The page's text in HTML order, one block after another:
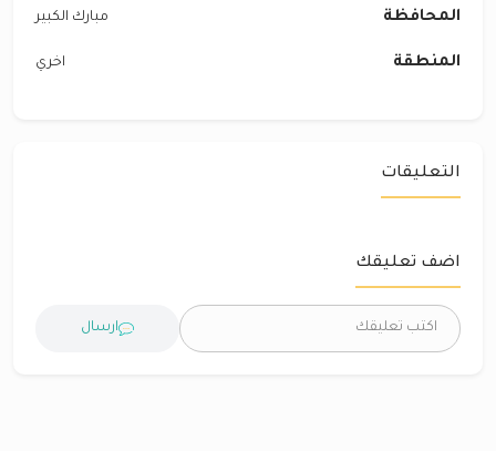
المحافظة مبارك الكبير
المنطقة اخري
التعليقات
اضف تعليقك
ارسال